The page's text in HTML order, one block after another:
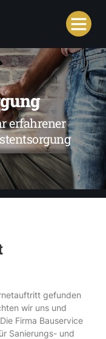
erfahrener
gefunden
wir uns und
Firma Bauservice
Sanierungs- und